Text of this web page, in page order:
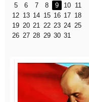
5
6 7 8 9 10 11
12 13 14 15 16 17 18
19 20 21 22 23 24 25
26 27 28 29 30 31